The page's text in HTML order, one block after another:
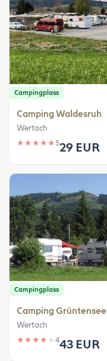
Campingplass
Camping Waldesruh
Wertach
★ ★ ★ ★ ★529 EUR
Campingplass
Camping Grüntensee
Wertach
★ ★ ★ ★ ★ 443 EUR